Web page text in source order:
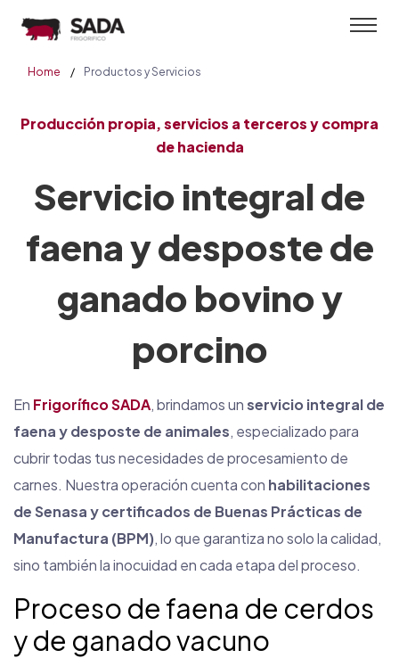
Home Productos y Servicios
Producción propia, servicios a terceros y compra
de hacienda
Servicio integral de
faena y desposte de
ganado bovino y
porcino
En Frigorífico SADA, brindamos unservicio integral de
faena y desposte de animales, especializado para
cubrir todas tus necesidades de procesamiento de
carnes. Nuestra operación cuenta con habilitaciones
de Senasa y certificados de Buenas Prácticas de
Manufactura (BPM), lo que garantiza no solo la calidad,
sino también la inocuidad en cada etapa del proceso.
Proceso de faena de cerdos
y de ganado vacuno